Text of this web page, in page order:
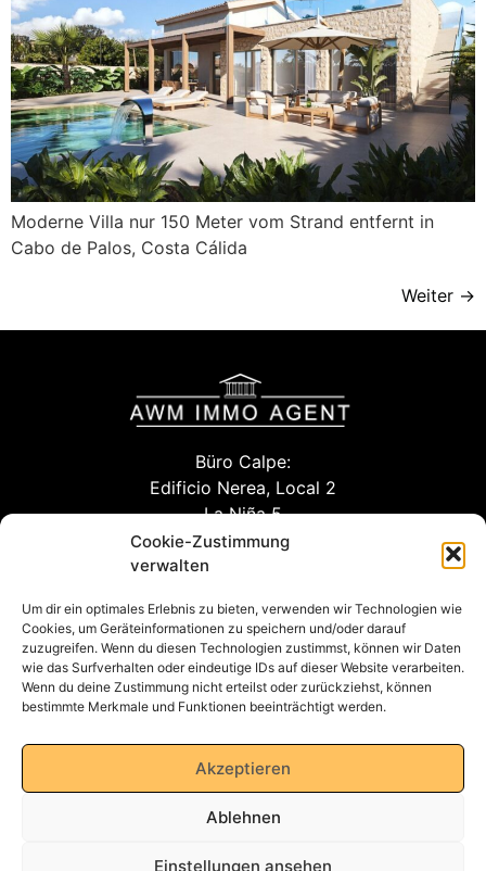
Cookie-Zustimmung
verwalten
Um dir ein optimales Erlebnis zu bieten, verwenden wir Technologien wie
Cookies, um Geräteinformationen zu speichern und/oder darauf
zuzugreifen. Wenn du diesen Technologien zustimmst, können wir Daten
wie das Surfverhalten oder eindeutige IDs auf dieser Website verarbeiten.
Wenn du deine Zustimmung nicht erteilst oder zurückziehst, können
bestimmte Merkmale und Funktionen beeinträchtigt werden.
Akzeptieren
Ablehnen
Einstellungen ansehen
Moderne Villa nur 150 Meter vom Strand entfernt in
Cabo de Palos, Costa Cálida
Weiter →
Büro Calpe:
Edificio Nerea, Local 2
La Niña 5
03710 Calpe (Alicante)
info@awm-agent.com
kontakt
Datenschutzerklärung
Impressum